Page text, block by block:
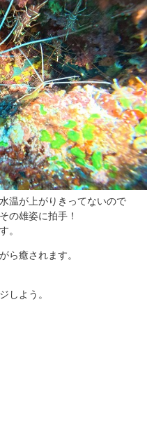
温が上がりきってないので
の雄姿に拍手！
。
ら癒されます。
しよう。